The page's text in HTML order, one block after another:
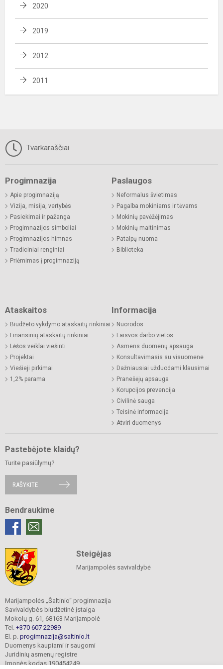
2020
2019
2012
2011
Tvarkaraščiai
Progimnazija
Apie progimnaziją
Vizija, misija, vertybės
Pasiekimai ir pažanga
Progimnazijos simboliai
Progimnazijos himnas
Tradiciniai renginiai
Priėmimas į progimnaziją
Paslaugos
Neformalus švietimas
Pagalba mokiniams ir tėvams
Mokinių pavėžėjimas
Mokinių maitinimas
Patalpų nuoma
Biblioteka
Ataskaitos
Biudžeto vykdymo ataskaitų rinkiniai
Finansinių ataskaitų rinkiniai
Lėšos veiklai viešinti
Projektai
Viešieji pirkimai
1,2% parama
Informacija
Nuorodos
Laisvos darbo vietos
Asmens duomenų apsauga
Konsultavimasis su visuomene
Dažniausiai užduodami klausimai
Pranešėjų apsauga
Korupcijos prevencija
Civilinė sauga
Teisinė informacija
Atviri duomenys
Pastebėjote klaidų?
Turite pasiūlymų?
RAŠYKITE
Bendraukime
Steigėjas
Marijampolės savivaldybė
Marijampolės „Šaltinio“ progimnazija
Savivaldybės biudžetinė įstaiga
Mokolų g. 61, 68163 Marijampolė
Tel. +370 607 22989
El. p. progimnazija@saltinio.lt
Duomenys kaupiami ir saugomi
Juridinių asmenų registre
Įmonės kodas 190454249